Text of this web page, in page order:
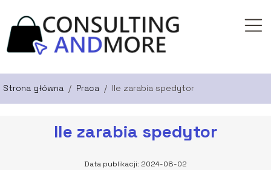
Strona główna / Praca / Ile zarabia spedytor
Ile zarabia spedytor
Data publikacji: 2024-08-02